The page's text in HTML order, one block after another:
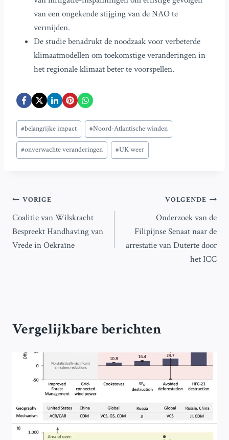
van een ongekende stijging van de NAO te
vermijden.
De studie benadrukt de noodzaak voor verbeterde
klimaatmodellen om toekomstige veranderingen in
het regionale klimaat beter te voorspellen.
Bericht
tags:
#belangrijke impact #Noord-Atlantische winden
#onverwachte veranderingen #UK weer
Bericht
navigatie
VORIGE
Coalitie van Wilskracht
Bespreekt Handhaving van
Vrede in Oekraïne
VOLGENDE
Onderzoek van de
Filipijnse Senaat naar de
arrestatie van Duterte door
het ICC
Vergelijkbare berichten